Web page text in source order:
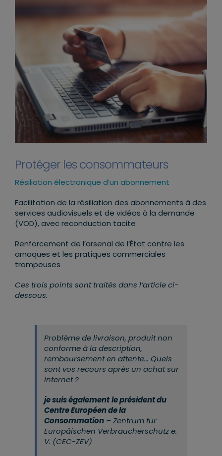
Protéger les consommateurs
Résiliation électronique d’un abonnement
Facilitation de la résiliation des abonnements à des
services audiovisuels et de vidéos à la demande
(VOD), avec reconduction tacite
Renforcement de l’arsenal de l’État contre les
arnaques et les pratiques commerciales
trompeuses
Ces trois points sont traités dans l’article ci-
dessous.
Problème de livraison, produit non
conforme à la description,
remboursement en attente… Quels
sont vos recours après un achat sur
internet ?
je suis égalementle président du
Centre Européen de la
Consommation – Zentrum für
Europäischen Verbraucherschutz e.
V. (CEC-ZEV)